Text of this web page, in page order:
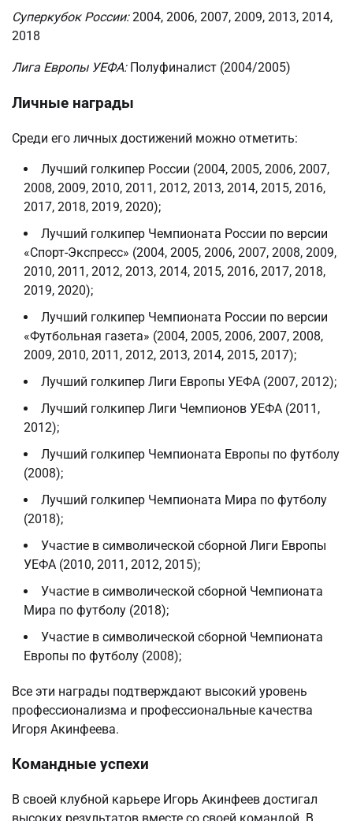
Суперкубок России:2004, 2006, 2007, 2009, 2013, 2014,
2018
Лига Европы УЕФА:Полуфиналист (2004/2005)
Личные награды
Среди его личных достижений можно отметить:
Лучший голкипер России (2004, 2005, 2006, 2007,
2008, 2009, 2010, 2011, 2012, 2013, 2014, 2015, 2016,
2017, 2018, 2019, 2020);
Лучший голкипер Чемпионата России по версии
«Спорт-Экспресс» (2004, 2005, 2006, 2007, 2008, 2009,
2010, 2011, 2012, 2013, 2014, 2015, 2016, 2017, 2018,
2019, 2020);
Лучший голкипер Чемпионата России по версии
«Футбольная газета» (2004, 2005, 2006, 2007, 2008,
2009, 2010, 2011, 2012, 2013, 2014, 2015, 2017);
Лучший голкипер Лиги Европы УЕФА (2007, 2012);
Лучший голкипер Лиги Чемпионов УЕФА (2011,
2012);
Лучший голкипер Чемпионата Европы по футболу
(2008);
Лучший голкипер Чемпионата Мира по футболу
(2018);
Участие в символической сборной Лиги Европы
УЕФА (2010, 2011, 2012, 2015);
Участие в символической сборной Чемпионата
Мира по футболу (2018);
Участие в символической сборной Чемпионата
Европы по футболу (2008);
Все эти награды подтверждают высокий уровень
профессионализма и профессиональные качества
Игоря Акинфеева.
Командные успехи
В своей клубной карьере Игорь Акинфеев достигал